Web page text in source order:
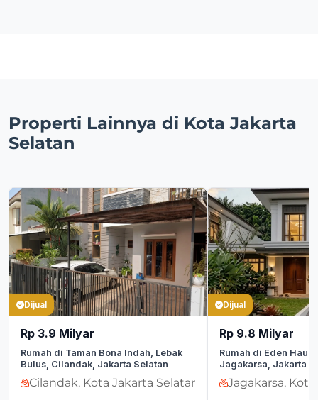
Properti Lainnya di Kota Jakarta
Selatan
Dijual
Rp 3.9 Milyar
Rumah di Taman Bona Indah, Lebak
Bulus, Cilandak, Jakarta Selatan
Cilandak, Kota Jakarta Selatan
Dijual
Rp 9.8 Milyar
Rumah di Eden
Jagakarsa, Jakarta
Jagakarsa,